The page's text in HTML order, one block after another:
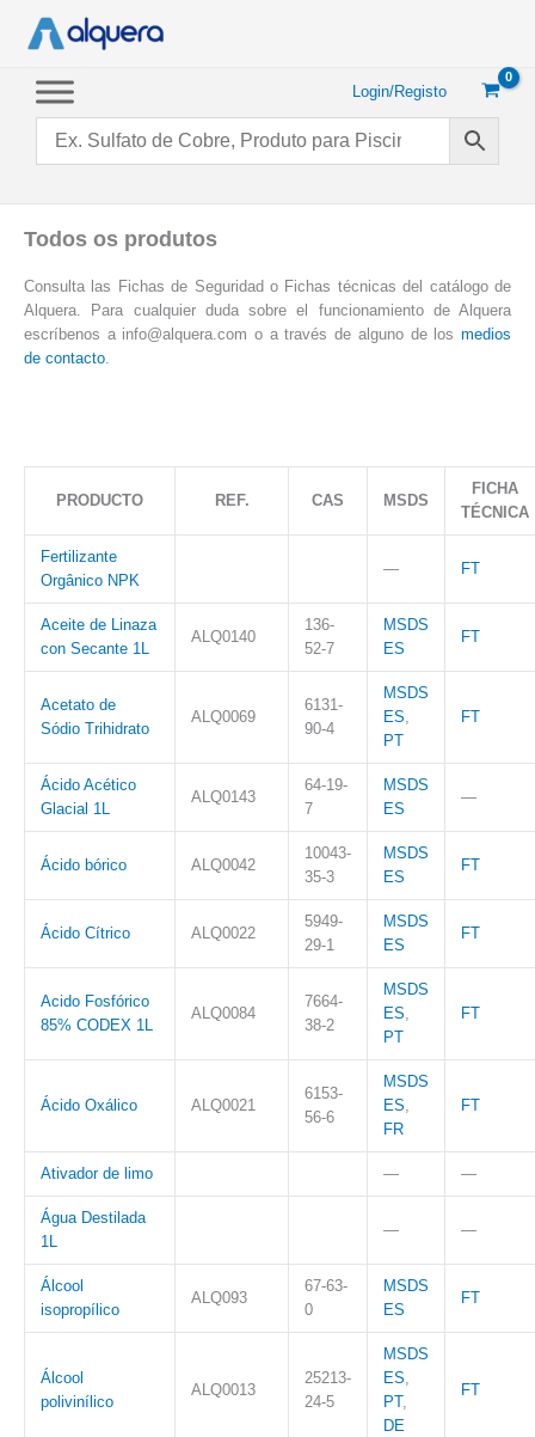
conteúdo
Login/Registo
Todos os produtos
Consulta las Fichas de Seguridad o Fichas técnicas del catálogo de
Alquera. Para cualquier duda sobre el funcionamiento de Alquera
escríbenos a info@alquera.com o a través de alguno de los medios
de contacto.
PRODUCTO REF. CAS MSDS
FICHA
TÉCNICA
Fertilizante
Orgânico NPK
— FT
Aceite de Linaza
con Secante 1L
ALQ0140
136-
52-7
MSDS
ES
FT
Acetato de
Sódio Trihidrato
ALQ0069
6131-
90-4
MSDS
ES,
PT
FT
Ácido Acético
Glacial 1L
ALQ0143
64-19-
7
MSDS
ES
—
Ácido bórico ALQ0042
10043-
35-3
MSDS
ES
FT
Ácido Cítrico ALQ0022
5949-
29-1
MSDS
ES
FT
Acido Fosfórico
85% CODEX 1L
ALQ0084
7664-
38-2
MSDS
ES,
PT
FT
Ácido Oxálico ALQ0021
6153-
56-6
MSDS
ES,
FR
FT
Ativador de limo — —
Água Destilada
1L
— —
Álcool
isopropílico
ALQ093
67-63-
0
MSDS
ES
FT
Álcool
polivinílico
ALQ0013
25213-
24-5
MSDS
ES,
PT,
DE
FT